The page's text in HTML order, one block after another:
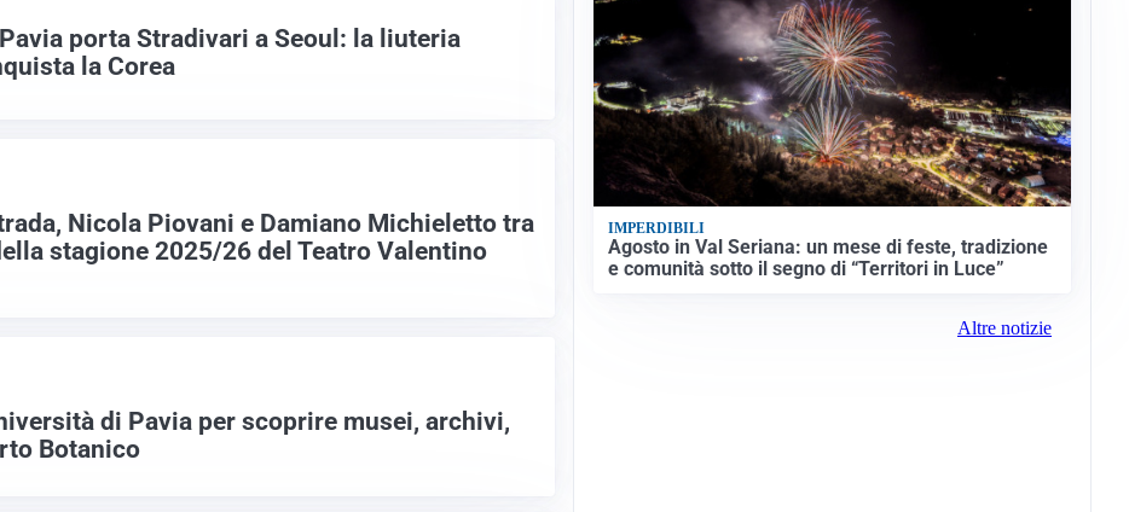
porta Stradivari a Seoul: la liuteria
la Corea
Nicola Piovani e Damiano Michieletto tra
stagione 2025/26 del Teatro Valentino
di Pavia per scoprire musei, archivi,
Botanico
IMPERDIBILI
Agosto in Val Seriana: un mese di feste, tradizione
e comunità sotto il segno di “Territori in Luce”
Altre notizie